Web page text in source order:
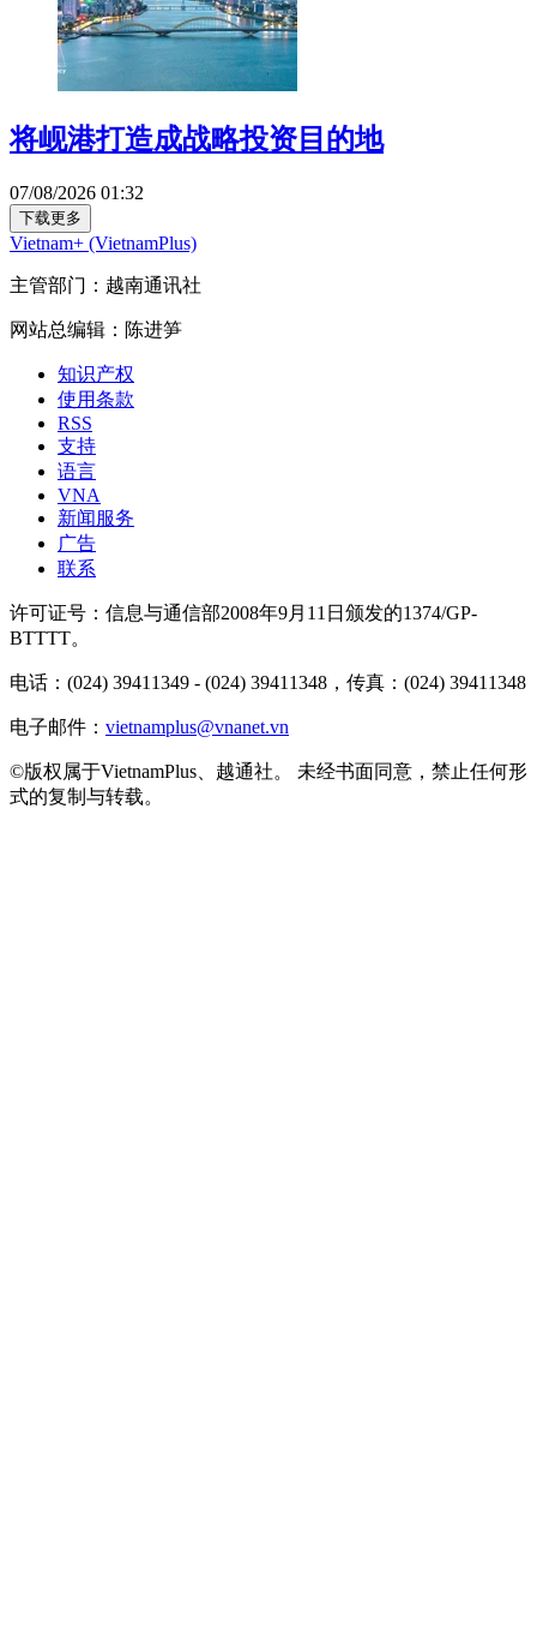
将岘港打造成战略投资目的地
07/08/2026 01:32
下载更多
Vietnam+ (VietnamPlus)
主管部门：越南通讯社
网站总编辑：陈进笋
知识产权
使用条款
RSS
支持
语言
VNA
新闻服务
广告
联系
许可证号：信息与通信部2008年9月11日颁发的1374/GP-
BTTTT。
电话：(024) 39411349 - (024) 39411348，传真：(024) 39411348
电子邮件： vietnamplus@vnanet.vn
©版权属于VietnamPlus、越通社。 未经书面同意，禁止任何形
式的复制与转载。